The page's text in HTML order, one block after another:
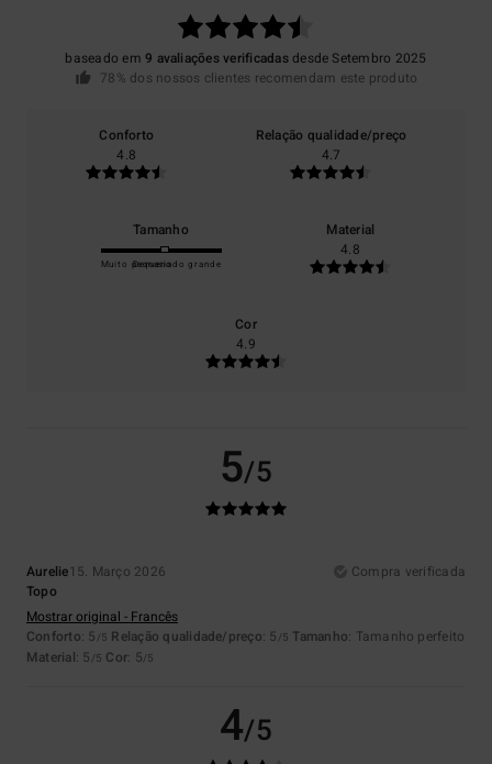
baseado em9 avaliações verificadasdesde Setembro 2025
78% dos nossos clientes recomendam este produto
Conforto
4.8
Relação qualidade/preço
4.7
Tamanho
Muito pequeno
Demasiado grande
Material
4.8
Cor
4.9
5/5
Aurelie15. Março 2026
Compra verificada
Topo
Mostrar original - Francês
Conforto: 5 /5 Relação qualidade/preço: 5 /5 Tamanho: Tamanho perfeito
Material: 5 /5 Cor: 5/5
4/5